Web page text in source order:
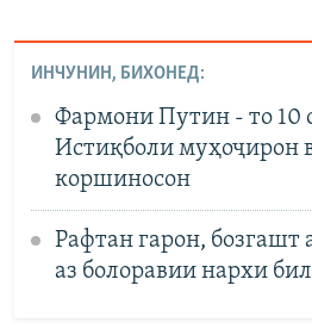
ИНЧУНИН, БИХОНЕД:
Фармони Путин - то 10
Истиқболи муҳоҷирон
коршиносон
Рафтан гарон,
аз болоравии нархи